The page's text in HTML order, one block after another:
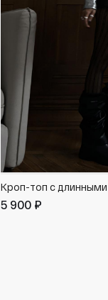
Кроп-топ с
5 900 ₽